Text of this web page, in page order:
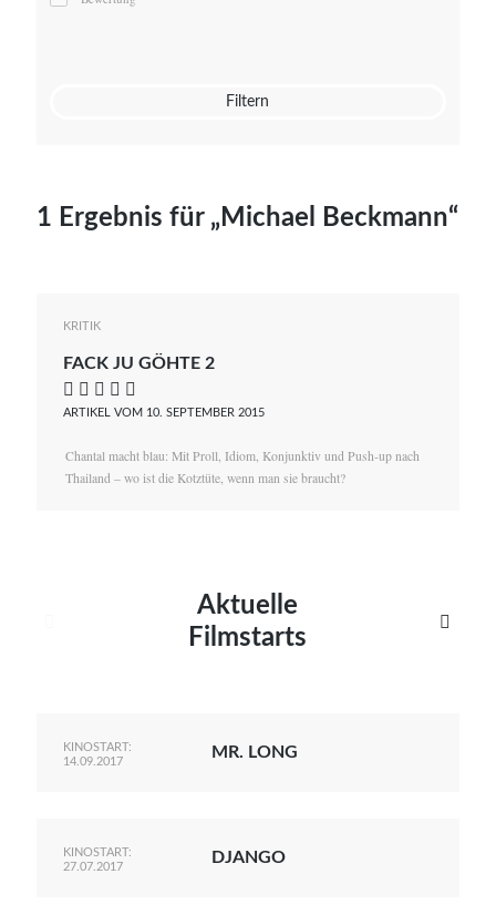
Mato von Vogelstein
Filtern
1 Ergebnis für „Michael Beckmann“
KRITIK
FACK JU GÖHTE 2
    
ARTIKEL VOM 10. SEPTEMBER 2015
Chantal macht blau: Mit Proll, Idiom, Konjunktiv und Push-up nach
Thailand – wo ist die Kotztüte, wenn man sie braucht?
Aktuelle
Filmstarts

KINOSTART:
14.09.2017
MR. LONG
KINOSTART:
27.07.2017
DJANGO